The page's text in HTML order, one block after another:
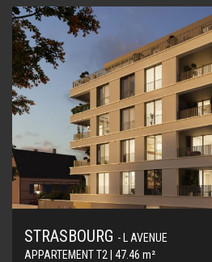
STRASBOURG - L AVENUE
APPARTEMENT T2 | 47.46 m²